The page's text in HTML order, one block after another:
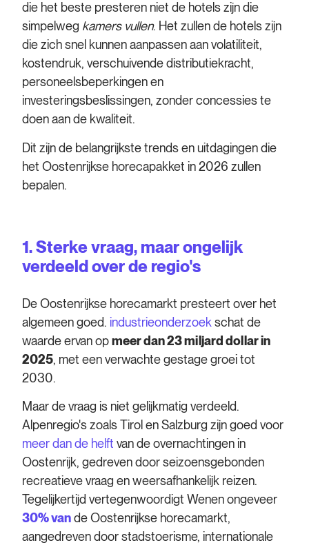
die het beste presteren niet de hotels zijn die
simpelweg kamers vullen. Het zullen de hotels zijn
die zich snel kunnen aanpassen aan volatiliteit,
kostendruk, verschuivende distributiekracht,
personeelsbeperkingen en
investeringsbeslissingen, zonder concessies te
doen aan de kwaliteit.
Dit zijn de belangrijkste trends en uitdagingen die
het Oostenrijkse horecapakket in 2026 zullen
bepalen.
1. Sterke vraag, maar ongelijk
verdeeld over de regio's
De Oostenrijkse horecamarkt presteert over het
algemeen goed.industrieonderzoekschat de
waarde ervan opmeer dan 23 miljard dollar in
2025, met een verwachte gestage groei tot
2030.
Maar de vraag is niet gelijkmatig verdeeld.
Alpenregio's zoals Tirol en Salzburg zijn goed voor
meer dan de helft van de overnachtingen in
Oostenrijk, gedreven door seizoensgebonden
recreatieve vraag en weersafhankelijk reizen.
Tegelijkertijd vertegenwoordigt Wenen ongeveer
30% van de Oostenrijkse horecamarkt,
aangedreven door stadstoerisme, internationale